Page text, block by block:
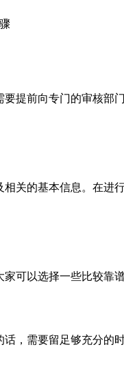
前向专门的审核部
的基本信息。在进
以选择一些比较靠
需要留足够充分的